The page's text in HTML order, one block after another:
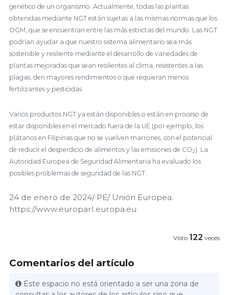
genético de un organismo. Actualmente, todas las plantas
obtenidas mediante NGT están sujetas a las mismas normas que los
OGM, que se encuentran entre las más estrictas del mundo. Las NGT
podrían ayudar a que nuestro sistema alimentario sea más
sostenible y resiliente mediante el desarrollo de variedades de
plantas mejoradas que sean resilientes al clima, resistentes a las
plagas, den mayores rendimientos o que requieran menos
fertilizantes y pesticidas.
Varios productos NGT ya están disponibles o están en proceso de
estar disponibles en el mercado fuera de la UE (por ejemplo, los
plátanos en Filipinas que no se vuelven marrones, con el potencial
de reducir el desperdicio de alimentos y las emisiones de CO2). La
Autoridad Europea de Seguridad Alimentaria ha evaluado los
posibles problemas de seguridad de las NGT.
24 de enero de 2024/ PE/ Unión Europea.
https://www.europarl.europa.eu
Visto 122 veces
Comentarios del artículo
Este espacio no está orientado a ser una zona de